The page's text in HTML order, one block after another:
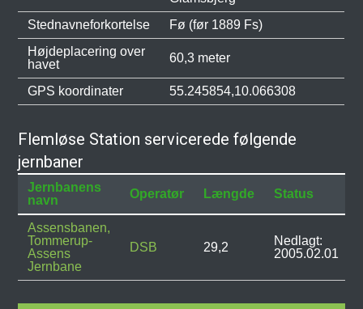
Stednavneforkortelse
Fø (før 1889 Fs)
Højdeplacering over
havet
60,3 meter
GPS koordinater 55.245854,10.066308
Flemløse Station servicerede følgende
jernbaner
Jernbanens
navn
Operatør Længde Status
Assensbanen,
Tommerup-
Assens
Jernbane
DSB 29,2
Nedlagt:
2005.02.01